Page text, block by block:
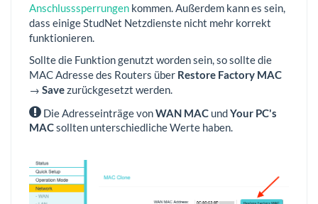
Anschlusssperrungen kommen. Außerdem kann es sein,
dass einige StudNet Netzdienste nicht mehr korrekt
funktionieren.
Sollte die Funktion genutzt worden sein, so sollte die
MAC Adresse des Routers über Restore Factory MAC
→ Savezurückgesetzt werden.
Die Adresseinträge vonWAN MACundYour PC's
MACsollten unterschiedliche Werte haben.